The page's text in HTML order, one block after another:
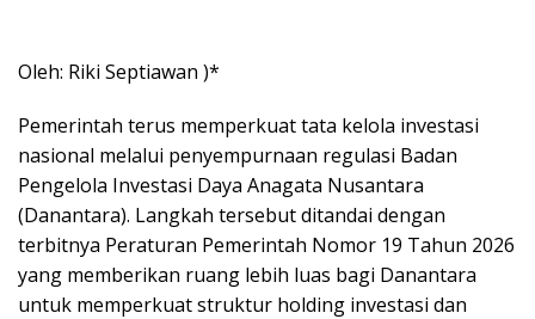
Oleh: Riki Septiawan )*
Pemerintah terus memperkuat tata kelola investasi
nasional melalui penyempurnaan regulasi Badan
Pengelola Investasi Daya Anagata Nusantara
(Danantara). Langkah tersebut ditandai dengan
terbitnya Peraturan Pemerintah Nomor 19 Tahun 2026
yang memberikan ruang lebih luas bagi Danantara
untuk memperkuat struktur holding investasi dan